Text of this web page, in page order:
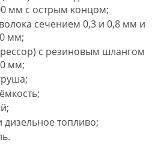
мм с острым концом;
сечением 0,3 и 0,8 мм и
мм;
с резиновым шлангом
мм;
дизельное топливо;